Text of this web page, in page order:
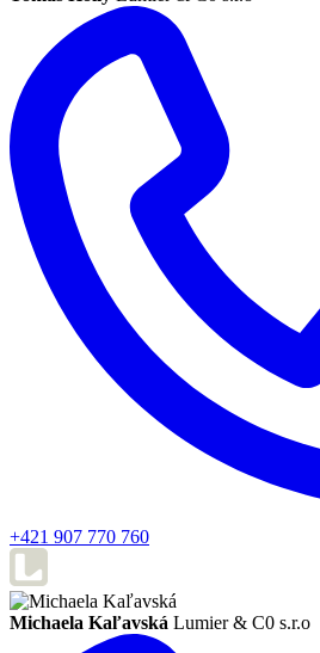
+421 907 770 760
Michaela Kaľavská Lumier & C0 s.r.o